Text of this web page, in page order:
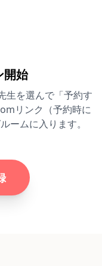
開始
生を選んで「予約す
リンク（予約時に
ームに入ります。